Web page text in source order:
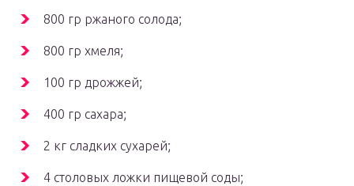
800 гр ржаного солода;
800 гр хмеля;
100 гр дрожжей;
400 гр сахара;
2 кг сладких сухарей;
4 столовых ложки пищевой соды;